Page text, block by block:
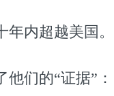
内超越美国。
们的“证据”：